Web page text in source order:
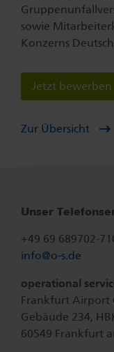
sowie
Konzerns
Jetzt bewerben
Zur Übersicht
Unser
+49 69 689702-
info@o-s.de
operational
Frankfurt Airport
Gebäude 234,
60549 Frankfurt